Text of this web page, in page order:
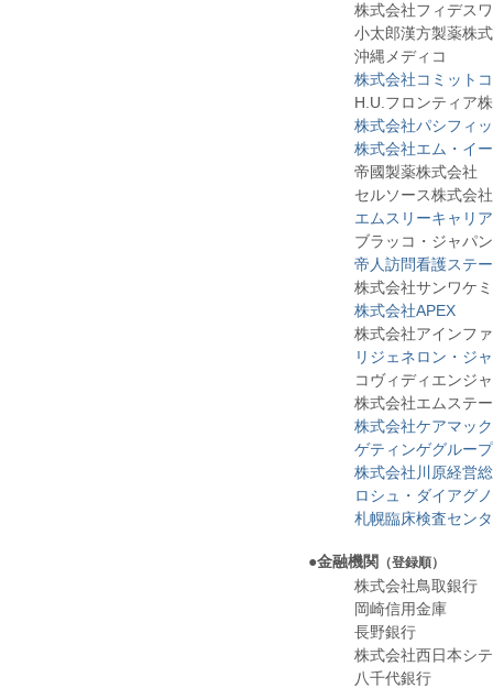
株式会社フィデスワ
小太郎漢方製薬株式
沖縄メディコ
株式会社コミット
H.U.フロンティア株
株式会社パシフィ
株式会社エム・イー
帝國製薬株式会社
セルソース株式会社
エムスリーキャリ
ブラッコ・ジャパン
帝人訪問看護ステ
株式会社サンワケミ
株式会社APEX
株式会社アインファ
リジェネロン・ジ
コヴィディエンジャ
株式会社エムステー
株式会社ケアマッ
ゲティンゲグルー
株式会社川原経営
ロシュ・ダイアグ
札幌臨床検査セン
●金融機関 （登録順）
株式会社鳥取銀行
岡崎信用金庫
長野銀行
株式会社西日本シ
八千代銀行